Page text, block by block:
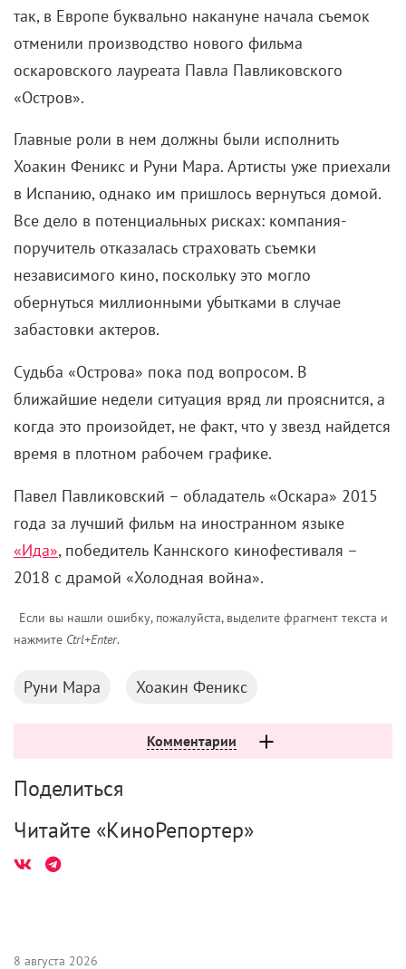
так, в Европе буквально накануне начала съемок
отменили производство нового фильма
оскаровского лауреата Павла Павликовского
«Остров».
Главные роли в нем должны были исполнить
Хоакин Феникс и Руни Мара. Артисты уже приехали
в Испанию, однако им пришлось вернуться домой.
Все дело в потенциальных рисках: компания-
поручитель отказалась страховать съемки
независимого кино, поскольку это могло
обернуться миллионными убытками в случае
забастовки актеров.
Судьба «Острова» пока под вопросом. В
ближайшие недели ситуация вряд ли прояснится, а
когда это произойдет, не факт, что у звезд найдется
время в плотном рабочем графике.
Павел Павликовский – обладатель «Оскара» 2015
года за лучший фильм на иностранном языке
«Ида», победитель Каннского кинофестиваля –
2018 с драмой «Холодная война».
Если вы нашли ошибку, пожалуйста, выделите фрагмент текста и
нажмите Ctrl+Enter.
Руни Мара Хоакин Феникс
Комментарии
Поделиться
Читайте «КиноРепортер»
8 августа 2026